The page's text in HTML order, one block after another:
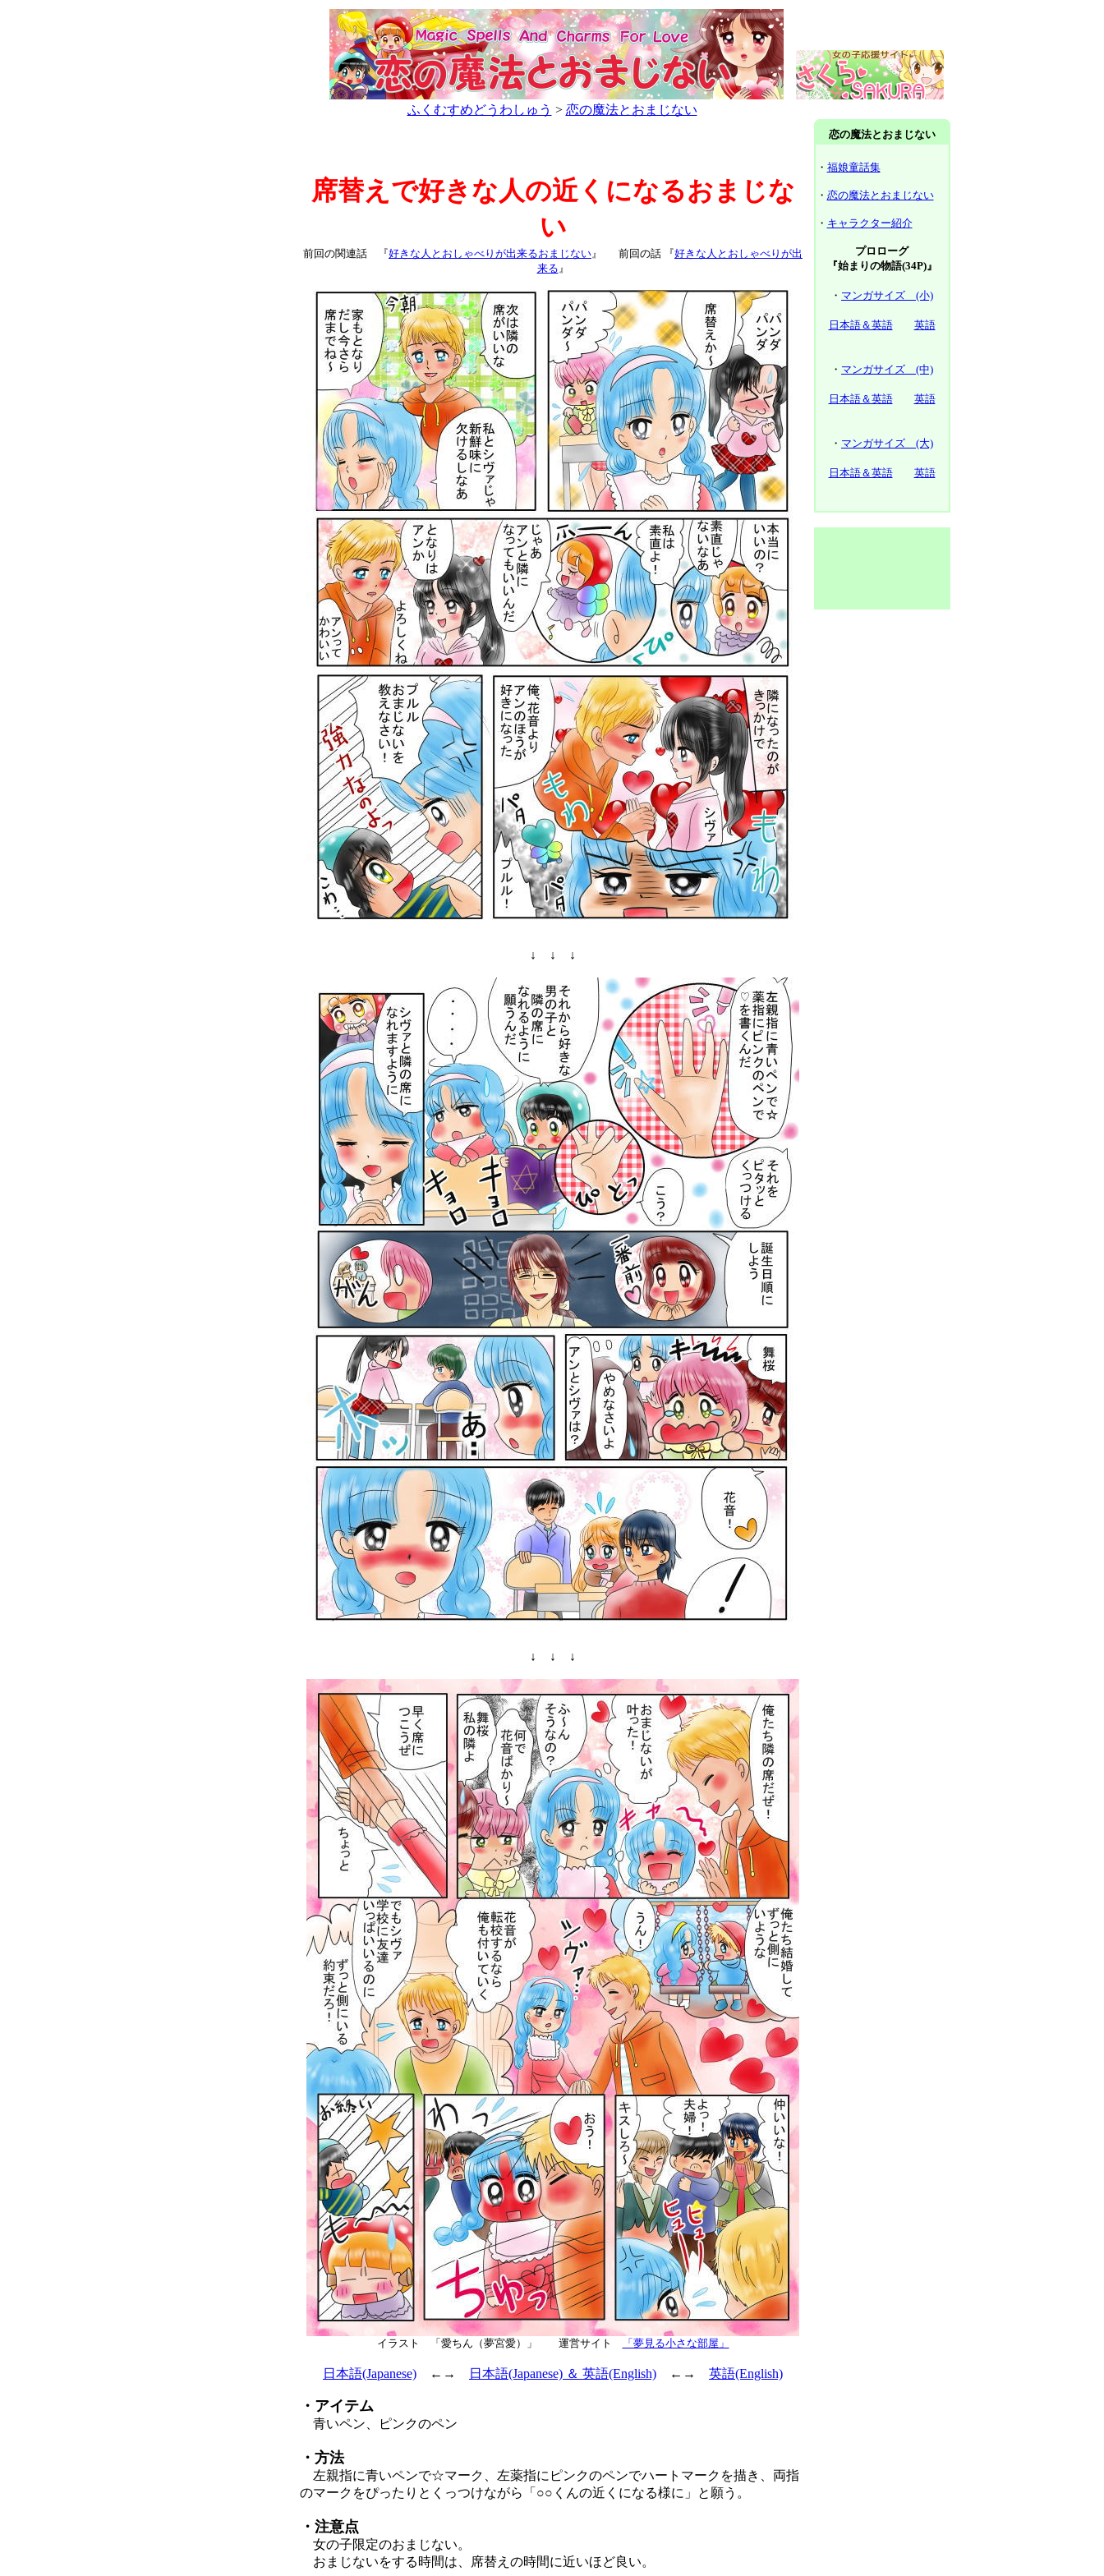
ふくむすめどうわしゅう > 恋の魔法とおまじない
席替えで好きな人の近くになるおまじな
い
前回の関連話 『好きな人とおしゃべりが出来るおまじない』 前回の話 『好きな人とおしゃべりが出
来る』
↓ ↓ ↓
↓ ↓ ↓
イラスト 「愛ちん（夢宮愛）」 運営サイト 「夢見る小さな部屋」
日本語(Japanese) ←→ 日本語(Japanese) ＆ 英語(English) ←→ 英語(English)
・アイテム
青いペン、ピンクのペン
・方法
左親指に青いペンで☆マーク、左薬指にピンクのペンでハートマークを描き、両指
のマークをぴったりとくっつけながら「○○くんの近くになる様に」と願う。
・注意点
女の子限定のおまじない。
おまじないをする時間は、席替えの時間に近いほど良い。
恋の魔法とおまじない
・ 福娘童話集
・ 恋の魔法とおまじない
・ キャラクター紹介
プロローグ
『始まりの物語(34P)』
・ マンガサイズ (小)
日本語＆英語 英語
・ マンガサイズ (中)
日本語＆英語 英語
・ マンガサイズ (大)
日本語＆英語 英語